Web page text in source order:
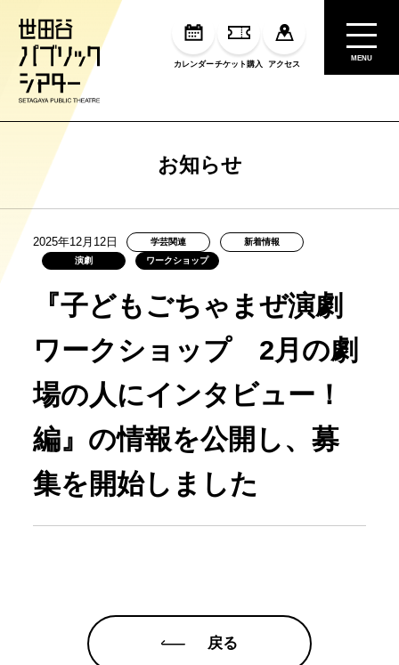
カレンダーチケット購入 アクセス
MENU
お知らせ
2025年12月12日 学芸関連
新着情報
演劇
ワークショップ
『子どもごちゃまぜ演劇
ワークショップ 2月の劇
場の人にインタビュー！
編』の情報を公開し、募
集を開始しました
戻る